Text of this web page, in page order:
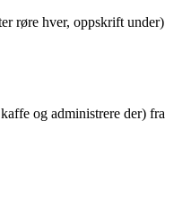
røre hver, oppskrift under)
og administrere der) fra